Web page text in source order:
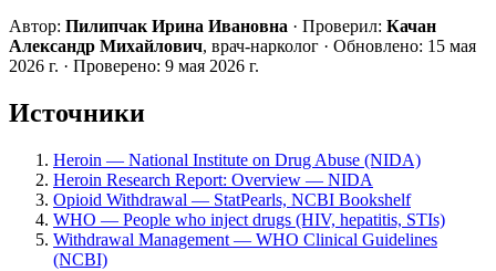
Автор: Пилипчак Ирина Ивановна · Проверил: Качан
Александр Михайлович, врач-нарколог · Обновлено: 15 мая
2026 г. · Проверено: 9 мая 2026 г.
Источники
Heroin — National Institute on Drug Abuse (NIDA)
Heroin Research Report: Overview — NIDA
Opioid Withdrawal — StatPearls, NCBI Bookshelf
WHO — People who inject drugs (HIV, hepatitis, STIs)
Withdrawal Management — WHO Clinical Guidelines
(NCBI)